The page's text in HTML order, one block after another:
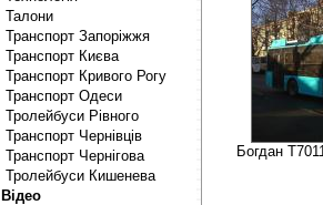
Талони
Транспорт Запоріжжя
Транспорт Києва
Транспорт Кривого Рогу
Транспорт Одеси
Тролейбуси Рівного
Транспорт Чернівців
Транспорт Чернігова
Тролейбуси Кишенева
Відео
Богдан